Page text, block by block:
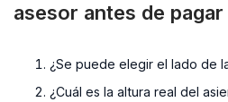
asesor antes de pagar
¿Se puede elegir el lado de
¿Cuál es la altura real del